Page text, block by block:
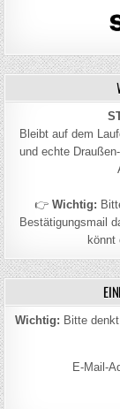
Bleibt auf dem
und echte
👉 Wichtig:
Bestätigungsmail
könnt
Wichtig: Bitte
E-Mail-